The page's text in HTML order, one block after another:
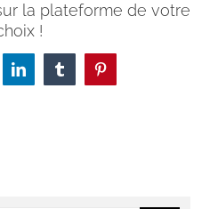
la plateforme de votre
!
LinkedInTumblrPinterest